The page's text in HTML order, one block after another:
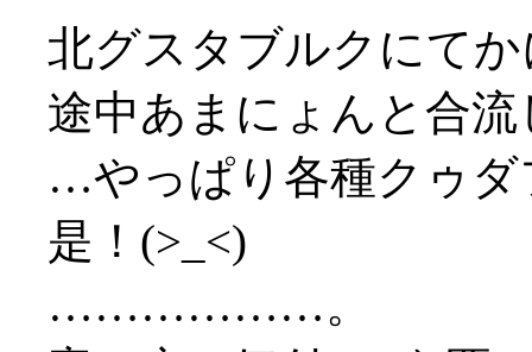
北グスタブルクにて
途中あまにょんと合
…やっぱり各種クゥダ
是！(>_<)
………………。